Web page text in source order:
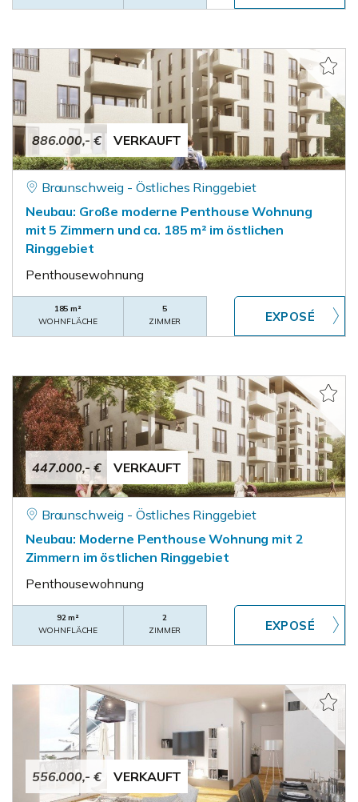
886.000,- € VERKAUFT
Braunschweig - Östliches Ringgebiet
Neubau: Große moderne Penthouse Wohnung
mit 5 Zimmern und ca. 185 m² im östlichen
Ringgebiet
Penthousewohnung
185 m²
WOHNFLÄCHE
5
ZIMMER
447.000,- € VERKAUFT
Braunschweig - Östliches Ringgebiet
Neubau: Moderne Penthouse Wohnung mit 2
Zimmern im östlichen Ringgebiet
Penthousewohnung
92 m²
WOHNFLÄCHE
2
ZIMMER
556.000,- € VERKAUFT